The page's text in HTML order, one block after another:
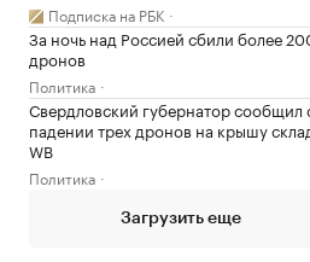
Подписка на РБК
За ночь над Россией сбили более
дронов
Политика
Свердловский губернатор сообщил
падении трех дронов на крышу
WB
Политика
Загрузить еще